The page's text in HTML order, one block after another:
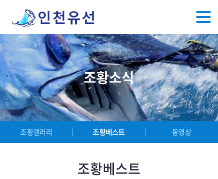
조황소식
조황갤러리 조황베스트 동영상
조황베스트